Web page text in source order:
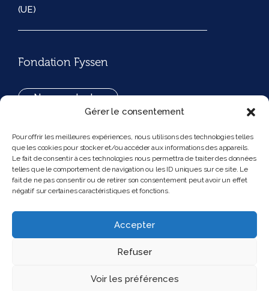
Gérer le consentement
Pour offrir les meilleures expériences, nous utilisons des technologies telles
que les cookies pour stocker et/ou accéder aux informations des appareils.
Le fait de consentir à ces technologies nous permettra de traiter des données
telles que le comportement de navigation ou les ID uniques sur ce site. Le
fait de ne pas consentir ou de retirer son consentement peut avoir un effet
négatif sur certaines caractéristiques et fonctions.
Accepter
Refuser
Voir les préférences
(UE)
Fondation Fyssen
Nous contacter
194, rue de Rivoli 75001 Paris France
Nous suivre